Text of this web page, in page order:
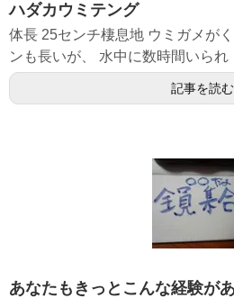
ハダカウミテング
体長 25センチ棲息地 ウミガメが
ンも長いが、 水中に数時間いら
記事を読む
あなたもきっとこんな経験があ